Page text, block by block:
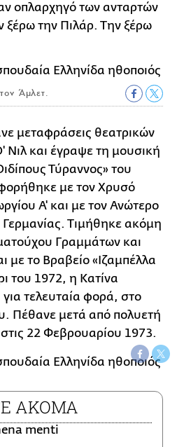
οπλαρχηγό των ανταρτών
ξέρω την Πιλάρ. Την ξέρω
Άμλετ.
μεταφράσεις θεατρικών
Νιλ και έγραψε τη μουσική
Τύραννος» του
με τον Χρυσό
Α' και με τον Ανώτερο
Γερμανίας. Τιμήθηκε ακόμη
Γραμμάτων και
με το Βραβείο «Ιζαμπέλλα
του 1972, η Kατίνα
για τελευταία φορά, στο
Πέθανε μετά από πολυετή
22 Φεβρουαρίου 1973.
ΑΚΟΜΑ